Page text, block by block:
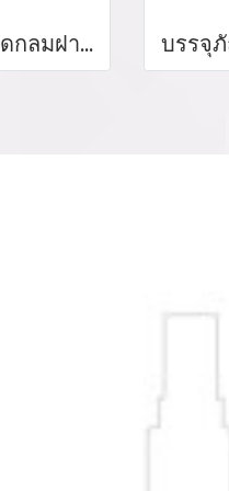
ขวดลิปลิขวิดขวดกลมฝาเหลี่ยม